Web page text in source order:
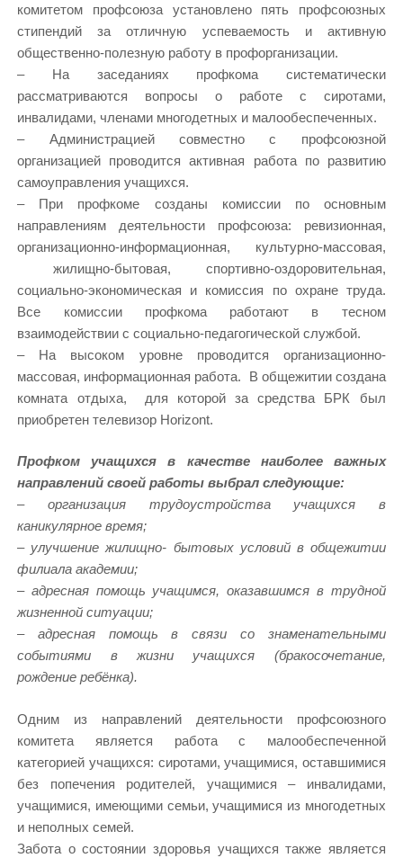
комитетом профсоюза установлено пять профсоюзных
стипендий за отличную успеваемость и активную
общественно-полезную работу в профорганизации.
– На заседаниях профкома систематически
рассматриваются вопросы о работе с сиротами,
инвалидами, членами многодетных и малообеспеченных.
– Администрацией совместно с профсоюзной
организацией проводится активная работа по развитию
самоуправления учащихся.
– При профкоме созданы комиссии по основным
направлениям деятельности профсоюза: ревизионная,
организационно-информационная, культурно-массовая,
жилищно-бытовая, спортивно-оздоровительная,
социально-экономическая и комиссия по охране труда.
Все комиссии профкома работают в тесном
взаимодействии с социально-педагогической службой.
– На высоком уровне проводится организационно-
массовая, информационная работа. В общежитии создана
комната отдыха, для которой за средства БРК был
приобретен телевизор Horizont.
Профком учащихся в качестве наиболее важных
направлений своей работы выбрал следующие:
– организация трудоустройства учащихся в
каникулярное время;
– улучшение жилищно- бытовых условий в общежитии
филиала академии;
– адресная помощь учащимся, оказавшимся в трудной
жизненной ситуации;
– адресная помощь в связи со знаменательными
событиями в жизни учащихся (бракосочетание,
рождение ребёнка).
Одним из направлений деятельности профсоюзного
комитета является работа с малообеспеченной
категорией учащихся: сиротами, учащимися, оставшимися
без попечения родителей, учащимися – инвалидами,
учащимися, имеющими семьи, учащимися из многодетных
и неполных семей.
Забота о состоянии здоровья учащихся также является